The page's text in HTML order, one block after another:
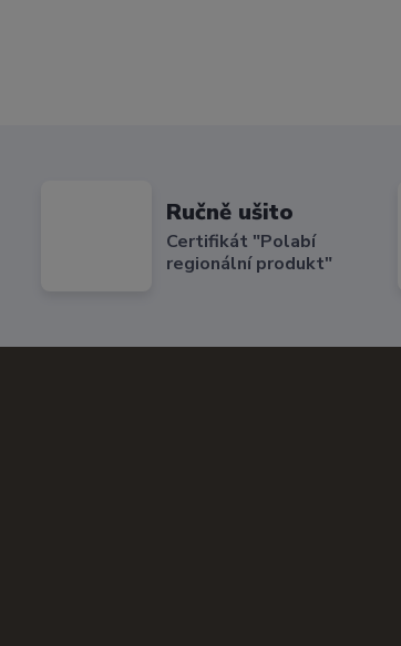
Ručně ušito
Certifikát "Polabí
regionální produkt"